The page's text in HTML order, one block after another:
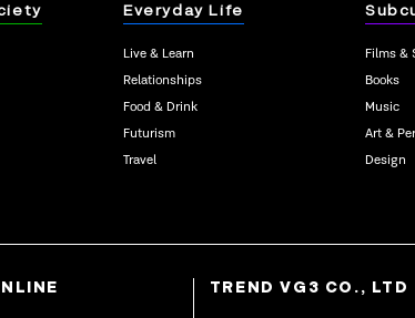
Everyday Life
Live & Learn
Relationships
Food & Drink
Futurism
Travel
Films &
Books
Music
Art &
Design
TREND VG3 CO., LTD